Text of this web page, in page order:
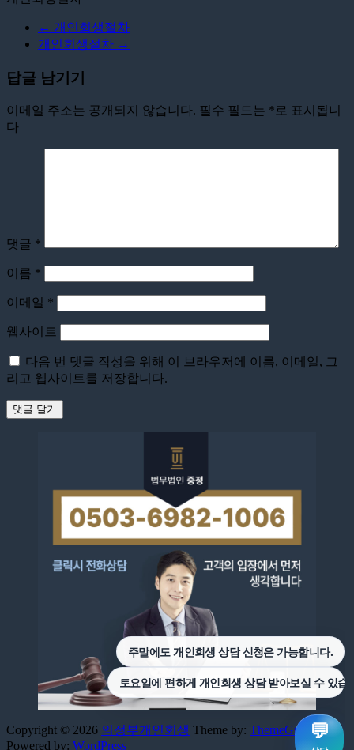
← 개인회생절차
개인회생절차 →
답글 남기기
이메일 주소는 공개되지 않습니다. 필수 필드는 * 로 표시됩니
다
댓글 *
이름 *
이메일 *
웹사이트
다음 번 댓글 작성을 위해 이 브라우저에 이름, 이메일, 그
리고 웹사이트를 저장합니다.
Copyright © 2026 의정부개인회생 Theme by: ThemeGrill
Powered by: WordPress